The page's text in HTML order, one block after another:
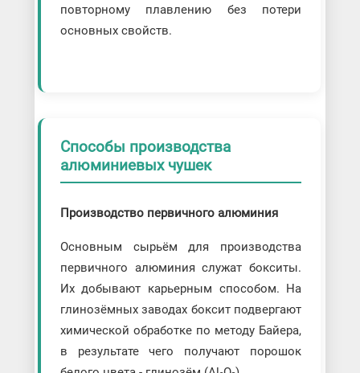
повторному плавлению без потери
основных свойств.
Способы производства
алюминиевых чушек
Производство первичного алюминия
Основным сырьём для производства
первичного алюминия служат бокситы.
Их добывают карьерным способом. На
глинозёмных заводах боксит подвергают
химической обработке по методу Байера,
в результате чего получают порошок